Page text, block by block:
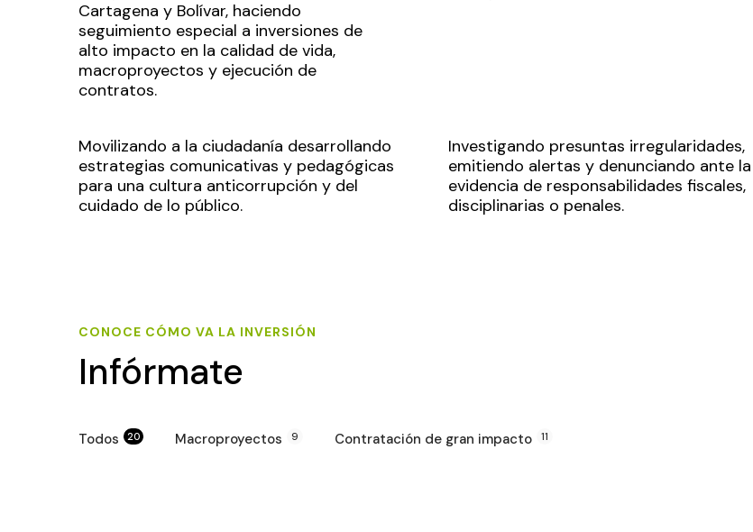
Cartagena y Bolívar, haciendo
seguimiento especial a inversiones de
alto impacto en la calidad de vida,
macroproyectos y ejecución de
contratos.
Movilizando a la ciudadanía desarrollando
estrategias comunicativas y pedagógicas
para una cultura anticorrupción y del
cuidado de lo público.
Investigando presuntas irregularidades,
emitiendo alertas y denunciando ante la
evidencia de responsabilidades fiscales,
disciplinarias o penales.
CONOCE CÓMO VA LA INVERSIÓN
Infórmate
Todos 20 Macroproyectos 9 Contratación de gran impacto 11